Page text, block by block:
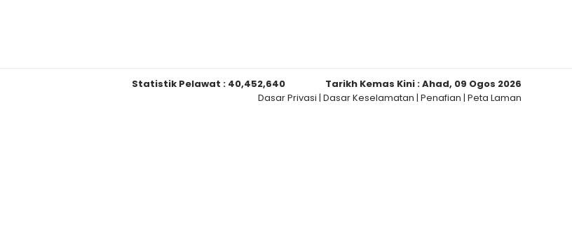
Statistik Pelawat : 40,452,640 Tarikh Kemas Kini :Ahad, 09 Ogos 2026
Dasar Privasi | Dasar Keselamatan | Penafian | Peta Laman